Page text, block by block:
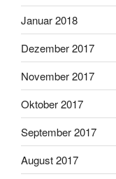
Januar 2018
Dezember 2017
November 2017
Oktober 2017
September 2017
August 2017